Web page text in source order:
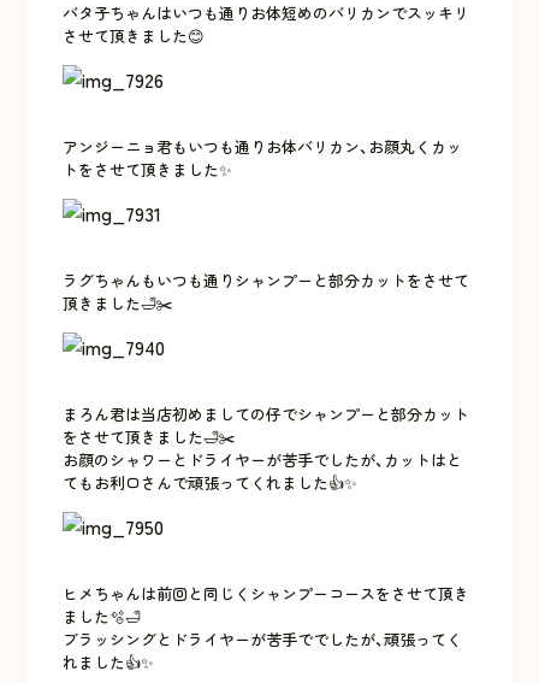
バタ子ちゃんはいつも通りお体短めのバリカンでスッキリ
させて頂きました😊
アンジーニョ君もいつも通りお体バリカン、お顔丸くカッ
トをさせて頂きました✨
ラグちゃんもいつも通りシャンプーと部分カットをさせて
頂きました🛁✂️
まろん君は当店初めましての仔でシャンプーと部分カット
をさせて頂きました🛁✂️
お顔のシャワーとドライヤーが苦手でしたが、カットはと
てもお利口さんで頑張ってくれました👍✨
ヒメちゃんは前回と同じくシャンプーコースをさせて頂き
ました🫧🛁
ブラッシングとドライヤーが苦手ででしたが、頑張ってく
れました👍✨